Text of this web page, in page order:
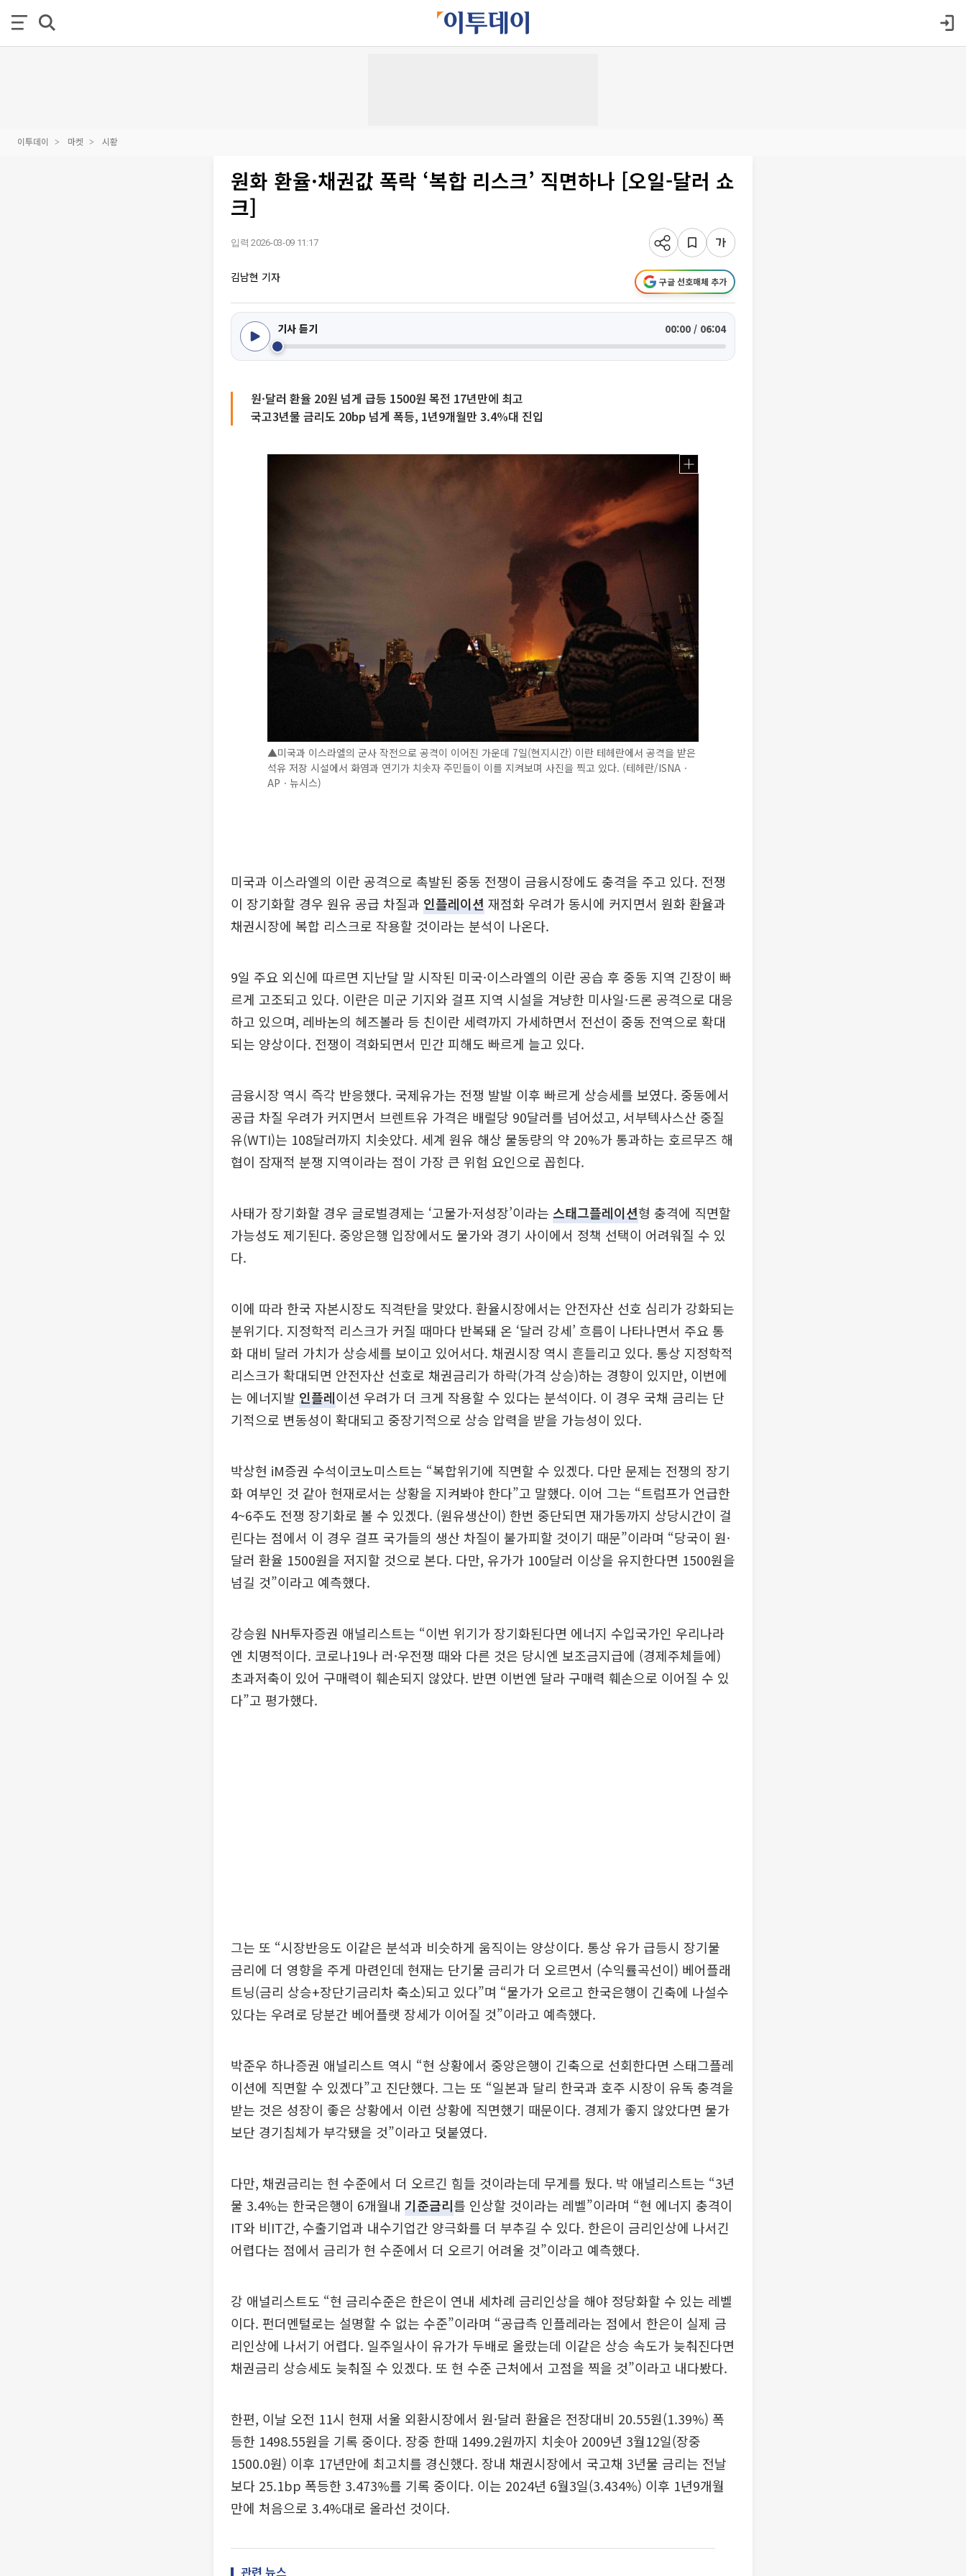
이투데이 마켓 시황
원화 환율·채권값 폭락 ‘복합 리스크’ 직면하나 [오일-달러 쇼
크]
입력 2026-03-09 11:17
김남현 기자 구글 선호매체 추가
기사 듣기 00:00 / 06:04
원·달러 환율 20원 넘게 급등 1500원 목전 17년만에 최고
국고3년물 금리도 20bp 넘게 폭등, 1년9개월만 3.4%대 진입
▲미국과 이스라엘의 군사 작전으로 공격이 이어진 가운데 7일(현지시간) 이란 테헤란에서 공격을 받은
석유 저장 시설에서 화염과 연기가 치솟자 주민들이 이를 지켜보며 사진을 찍고 있다. (테헤란/ISNAㆍ
APㆍ뉴시스)
미국과 이스라엘의 이란 공격으로 촉발된 중동 전쟁이 금융시장에도 충격을 주고 있다. 전쟁
이 장기화할 경우 원유 공급 차질과 인플레이션재점화 우려가 동시에 커지면서 원화 환율과
채권시장에 복합 리스크로 작용할 것이라는 분석이 나온다.
9일 주요 외신에 따르면 지난달 말 시작된 미국·이스라엘의 이란 공습 후 중동 지역 긴장이 빠
르게 고조되고 있다. 이란은 미군 기지와 걸프 지역 시설을 겨냥한 미사일·드론 공격으로 대응
하고 있으며, 레바논의 헤즈볼라 등 친이란 세력까지 가세하면서 전선이 중동 전역으로 확대
되는 양상이다. 전쟁이 격화되면서 민간 피해도 빠르게 늘고 있다.
금융시장 역시 즉각 반응했다. 국제유가는 전쟁 발발 이후 빠르게 상승세를 보였다. 중동에서
공급 차질 우려가 커지면서 브렌트유 가격은 배럴당 90달러를 넘어섰고, 서부텍사스산 중질
유(WTI)는 108달러까지 치솟았다. 세계 원유 해상 물동량의 약 20%가 통과하는 호르무즈 해
협이 잠재적 분쟁 지역이라는 점이 가장 큰 위험 요인으로 꼽힌다.
사태가 장기화할 경우 글로벌경제는 ‘고물가·저성장’이라는 스태그플레이션형 충격에 직면할
가능성도 제기된다. 중앙은행 입장에서도 물가와 경기 사이에서 정책 선택이 어려워질 수 있
다.
이에 따라 한국 자본시장도 직격탄을 맞았다. 환율시장에서는 안전자산 선호 심리가 강화되는
분위기다. 지정학적 리스크가 커질 때마다 반복돼 온 ‘달러 강세’ 흐름이 나타나면서 주요 통
화 대비 달러 가치가 상승세를 보이고 있어서다. 채권시장 역시 흔들리고 있다. 통상 지정학적
리스크가 확대되면 안전자산 선호로 채권금리가 하락(가격 상승)하는 경향이 있지만, 이번에
는 에너지발 인플레이션 우려가 더 크게 작용할 수 있다는 분석이다. 이 경우 국채 금리는 단
기적으로 변동성이 확대되고 중장기적으로 상승 압력을 받을 가능성이 있다.
박상현 iM증권 수석이코노미스트는 “복합위기에 직면할 수 있겠다. 다만 문제는 전쟁의 장기
화 여부인 것 같아 현재로서는 상황을 지켜봐야 한다”고 말했다. 이어 그는 “트럼프가 언급한
4~6주도 전쟁 장기화로 볼 수 있겠다. (원유생산이) 한번 중단되면 재가동까지 상당시간이 걸
린다는 점에서 이 경우 걸프 국가들의 생산 차질이 불가피할 것이기 때문”이라며 “당국이 원·
달러 환율 1500원을 저지할 것으로 본다. 다만, 유가가 100달러 이상을 유지한다면 1500원을
넘길 것”이라고 예측했다.
강승원 NH투자증권 애널리스트는 “이번 위기가 장기화된다면 에너지 수입국가인 우리나라
엔 치명적이다. 코로나19나 러·우전쟁 때와 다른 것은 당시엔 보조금지급에 (경제주체들에)
초과저축이 있어 구매력이 훼손되지 않았다. 반면 이번엔 달라 구매력 훼손으로 이어질 수 있
다”고 평가했다.
그는 또 “시장반응도 이같은 분석과 비슷하게 움직이는 양상이다. 통상 유가 급등시 장기물
금리에 더 영향을 주게 마련인데 현재는 단기물 금리가 더 오르면서 (수익률곡선이) 베어플래
트닝(금리 상승+장단기금리차 축소)되고 있다”며 “물가가 오르고 한국은행이 긴축에 나설수
있다는 우려로 당분간 베어플랫 장세가 이어질 것”이라고 예측했다.
박준우 하나증권 애널리스트 역시 “현 상황에서 중앙은행이 긴축으로 선회한다면 스태그플레
이션에 직면할 수 있겠다”고 진단했다. 그는 또 “일본과 달리 한국과 호주 시장이 유독 충격을
받는 것은 성장이 좋은 상황에서 이런 상황에 직면했기 때문이다. 경제가 좋지 않았다면 물가
보단 경기침체가 부각됐을 것”이라고 덧붙였다.
다만, 채권금리는 현 수준에서 더 오르긴 힘들 것이라는데 무게를 뒀다. 박 애널리스트는 “3년
물 3.4%는 한국은행이 6개월내 기준금리를 인상할 것이라는 레벨”이라며 “현 에너지 충격이
IT와 비IT간, 수출기업과 내수기업간 양극화를 더 부추길 수 있다. 한은이 금리인상에 나서긴
어렵다는 점에서 금리가 현 수준에서 더 오르기 어려울 것”이라고 예측했다.
강 애널리스트도 “현 금리수준은 한은이 연내 세차례 금리인상을 해야 정당화할 수 있는 레벨
이다. 펀더멘털로는 설명할 수 없는 수준”이라며 “공급측 인플레라는 점에서 한은이 실제 금
리인상에 나서기 어렵다. 일주일사이 유가가 두배로 올랐는데 이같은 상승 속도가 늦춰진다면
채권금리 상승세도 늦춰질 수 있겠다. 또 현 수준 근처에서 고점을 찍을 것”이라고 내다봤다.
한편, 이날 오전 11시 현재 서울 외환시장에서 원·달러 환율은 전장대비 20.55원(1.39%) 폭
등한 1498.55원을 기록 중이다. 장중 한때 1499.2원까지 치솟아 2009년 3월12일(장중
1500.0원) 이후 17년만에 최고치를 경신했다. 장내 채권시장에서 국고채 3년물 금리는 전날
보다 25.1bp 폭등한 3.473%를 기록 중이다. 이는 2024년 6월3일(3.434%) 이후 1년9개월
만에 처음으로 3.4%대로 올라선 것이다.
관련 뉴스